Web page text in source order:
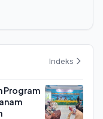
Indeks
Program